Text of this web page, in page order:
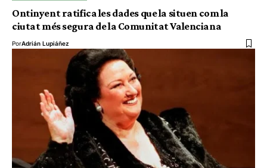
Ontinyent ratifica les dades que la situen com la
ciutat més segura de la Comunitat Valenciana
PorAdrián Lupiáñez